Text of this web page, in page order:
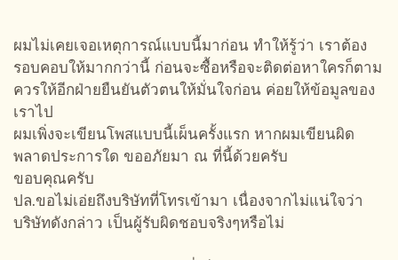
ผมไม่เคยเจอเหตุการณ์แบบนี้มาก่อน ทำให้รู้ว่า เราต้อง
รอบคอบให้มากกว่านี้ ก่อนจะซื้อหรือจะติดต่อหาใครก็ตาม
ควรให้อีกฝ่ายยืนยันตัวตนให้มั่นใจก่อน ค่อยให้ข้อมูลของ
เราไป
ผมเพิ่งจะเขียนโพสแบบนี้เผ็นครั้งแรก หากผมเขียนผิด
พลาดประการใด ขออภัยมา ณ ที่นี้ด้วยครับ
ขอบคุณครับ
ปล.ขอไม่เอ่ยถึงบริษัทที่โทรเข้ามา เนื่องจากไม่แน่ใจว่า
บริษัทดังกล่าว เป็นผู้รับผิดชอบจริงๆหรือไม่